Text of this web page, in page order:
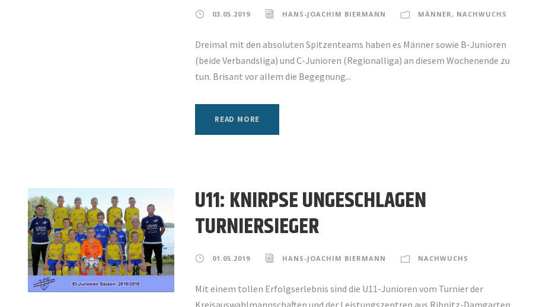
03.05.2019 HANS-JOACHIM BIERMANN MÄNNER, NACHWUCHS
Dreimal mit den absoluten Spitzenteams haben es Männer sowie B-Junioren
(beide Verbandsliga) und C-Junioren (Regionalliga) an diesem Wochenende zu
tun. Brisant vor allem die Begegnung...
READ MORE
U11: KNIRPSE UNGESCHLAGEN
TURNIERSIEGER
01.05.2019 HANS-JOACHIM BIERMANN NACHWUCHS
Mit einem tollen Erfolgserlebnis sind die U11-Junioren vom Turnier der
Kreisauswahlmannschaften und der Leistungszentren aus Ribnitz-Damgarten